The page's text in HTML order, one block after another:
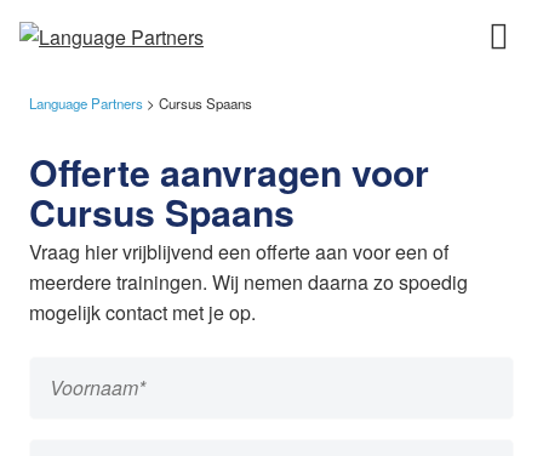
Language Partners > Cursus Spaans
Offerte aanvragen voor
Cursus Spaans
Vraag hier vrijblijvend een offerte aan voor een of
meerdere trainingen. Wij nemen daarna zo spoedig
mogelijk contact met je op.